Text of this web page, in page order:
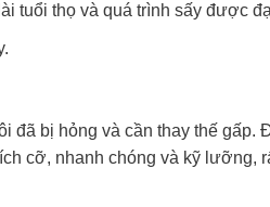
tuổi thọ và quá trình sấy được
đã bị hỏng và cần thay thế
cỡ, nhanh chóng và kỹ lưỡng,